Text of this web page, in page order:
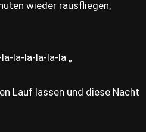
wieder rausfliegen,
la-la-la-la-la „
Lauf lassen und diese Nacht